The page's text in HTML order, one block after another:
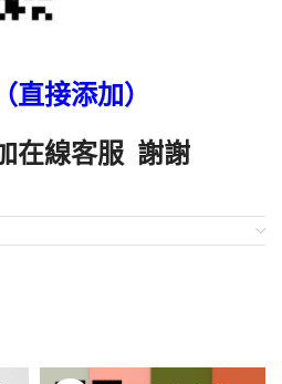
接添加）
在線客服 謝謝